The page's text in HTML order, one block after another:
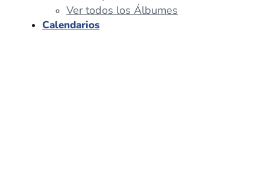
Ver todos los Álbumes
Calendarios